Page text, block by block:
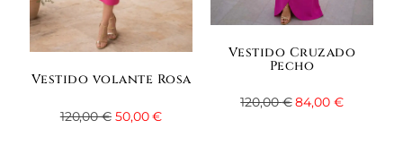
Vestido volante Rosa
120,00€ 50,00€
Vestido Cruzado
Pecho
120,00€ 84,00 €